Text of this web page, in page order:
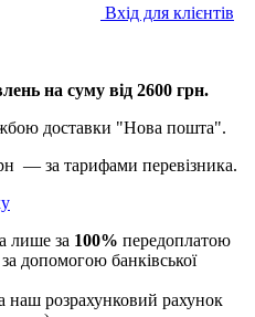
Вхід для клієнтів
на суму від 2600 грн.
доставки "Нова пошта".
— за тарифами перевізника.
лише за 100% передоплатою
допомогою банківської
наш розрахунковий рахунок